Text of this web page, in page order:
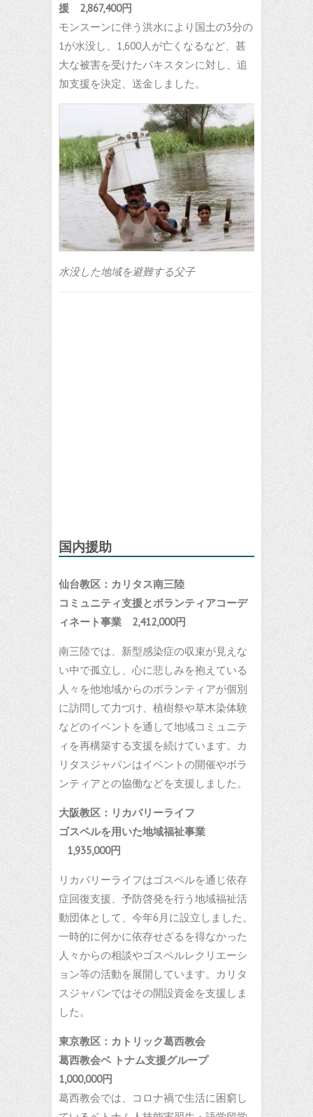
援 2,867,400円
モンスーンに伴う洪水により国土の3分の
1が水没し、1,600人が亡くなるなど、甚
大な被害を受けたパキスタンに対し、追
加支援を決定、送金しました。
水没した地域を避難する父子
国内援助
仙台教区：カリタス南三陸
コミュニティ支援とボランティアコーデ
ィネート事業 2,412,000円
南三陸では、新型感染症の収束が見えな
い中で孤立し、心に悲しみを抱えている
人々を他地域からのボランティアが個別
に訪問して力づけ、植樹祭や草木染体験
などのイベントを通して地域コミュニテ
ィを再構築する支援を続けています。カ
リタスジャパンはイベントの開催やボラ
ンティアとの協働などを支援しました。
大阪教区：リカバリーライフ
ゴスペルを用いた地域福祉事業
1,935,000円
リカバリーライフはゴスペルを通じ依存
症回復支援、予防啓発を行う地域福祉活
動団体として、今年6月に設立しました。
一時的に何かに依存せざるを得なかった
人々からの相談やゴスペルレクリエーシ
ョン等の活動を展開しています。カリタ
スジャパンではその開設資金を支援しま
した。
東京教区：カトリック葛西教会
葛西教会ベ トナム支援グループ
1,000,000円
葛西教会では、コロナ禍で生活に困窮し